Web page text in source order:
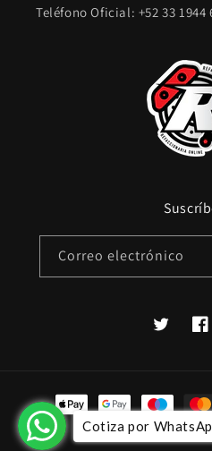
Teléfono Oficial: +52 33 1944
Correo electrónico
Twitter
Formas
de
pago
© 2026,
Cotiza por